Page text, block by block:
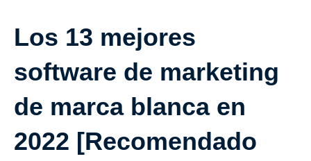
Los 13 mejores
software de marketing
de marca blanca en
2022 [Recomendado